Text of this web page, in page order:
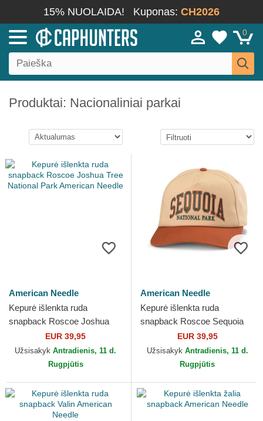
15% NUOLAIDA! Kuponas: CH2026
0
Produktai: Nacionaliniai parkai
American Needle
Kepurė išlenkta ruda
snapback Roscoe Joshua
Tree National Park American
Needle
EUR 39,95
Užsisakyk Antradienis, 11 d.
Rugpjūtis
American Needle
Kepurė išlenkta ruda
snapback Roscoe Sequoia
National Park American
Needle
EUR 39,95
Užsisakyk Antradienis, 11 d.
Rugpjūtis